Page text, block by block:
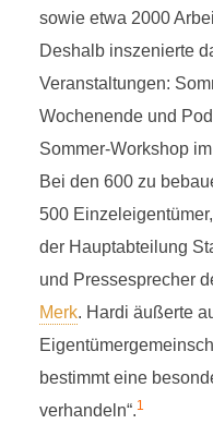
sowie etwa 2000
Deshalb inszenierte
Veranstaltungen:
Wochenende und
Sommer-Workshop
Bei den 600 zu
500
der Hauptabteilung
und Pressesprecher
Merk. Hardi äußerte
bestimmt eine
verhandeln“.1